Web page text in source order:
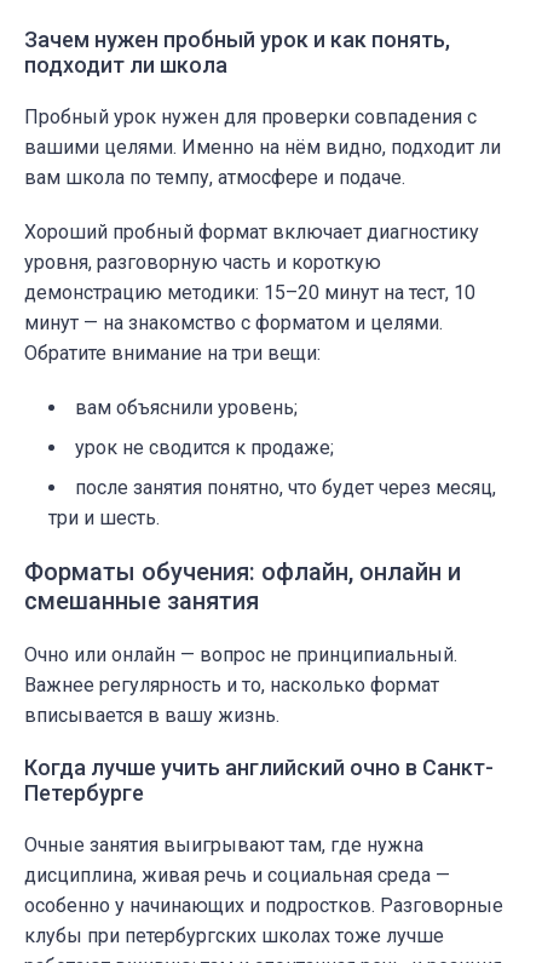
Зачем нужен пробный урок и как понять,
подходит ли школа
Пробный урок нужен для проверки совпадения с
вашими целями. Именно на нём видно, подходит ли
вам школа по темпу, атмосфере и подаче.
Хороший пробный формат включает диагностику
уровня, разговорную часть и короткую
демонстрацию методики: 15–20 минут на тест, 10
минут — на знакомство с форматом и целями.
Обратите внимание на три вещи:
вам объяснили уровень;
урок не сводится к продаже;
после занятия понятно, что будет через месяц,
три и шесть.
Форматы обучения: офлайн, онлайн и
смешанные занятия
Очно или онлайн — вопрос не принципиальный.
Важнее регулярность и то, насколько формат
вписывается в вашу жизнь.
Когда лучше учить английский очно в Санкт-
Петербурге
Очные занятия выигрывают там, где нужна
дисциплина, живая речь и социальная среда —
особенно у начинающих и подростков. Разговорные
клубы при петербургских школах тоже лучше